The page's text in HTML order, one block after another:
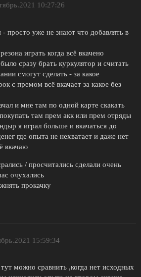
10:27:26
- просто уже не знают что добавлять в
играть когда всё вкачено
сразу брать куркулятор и считать
смогут сделать - за какое
с премом всё вкачает за какое без
и мне там по одной карте скакать
там прем акк или прем отряды
я играл больше и вкачаться до
где опыта не нехватает и даже нет
вкачаю
/ просчитались сделали очень
очухались
прокачку
15:59:34
можно сравнить ,когда нет исходных